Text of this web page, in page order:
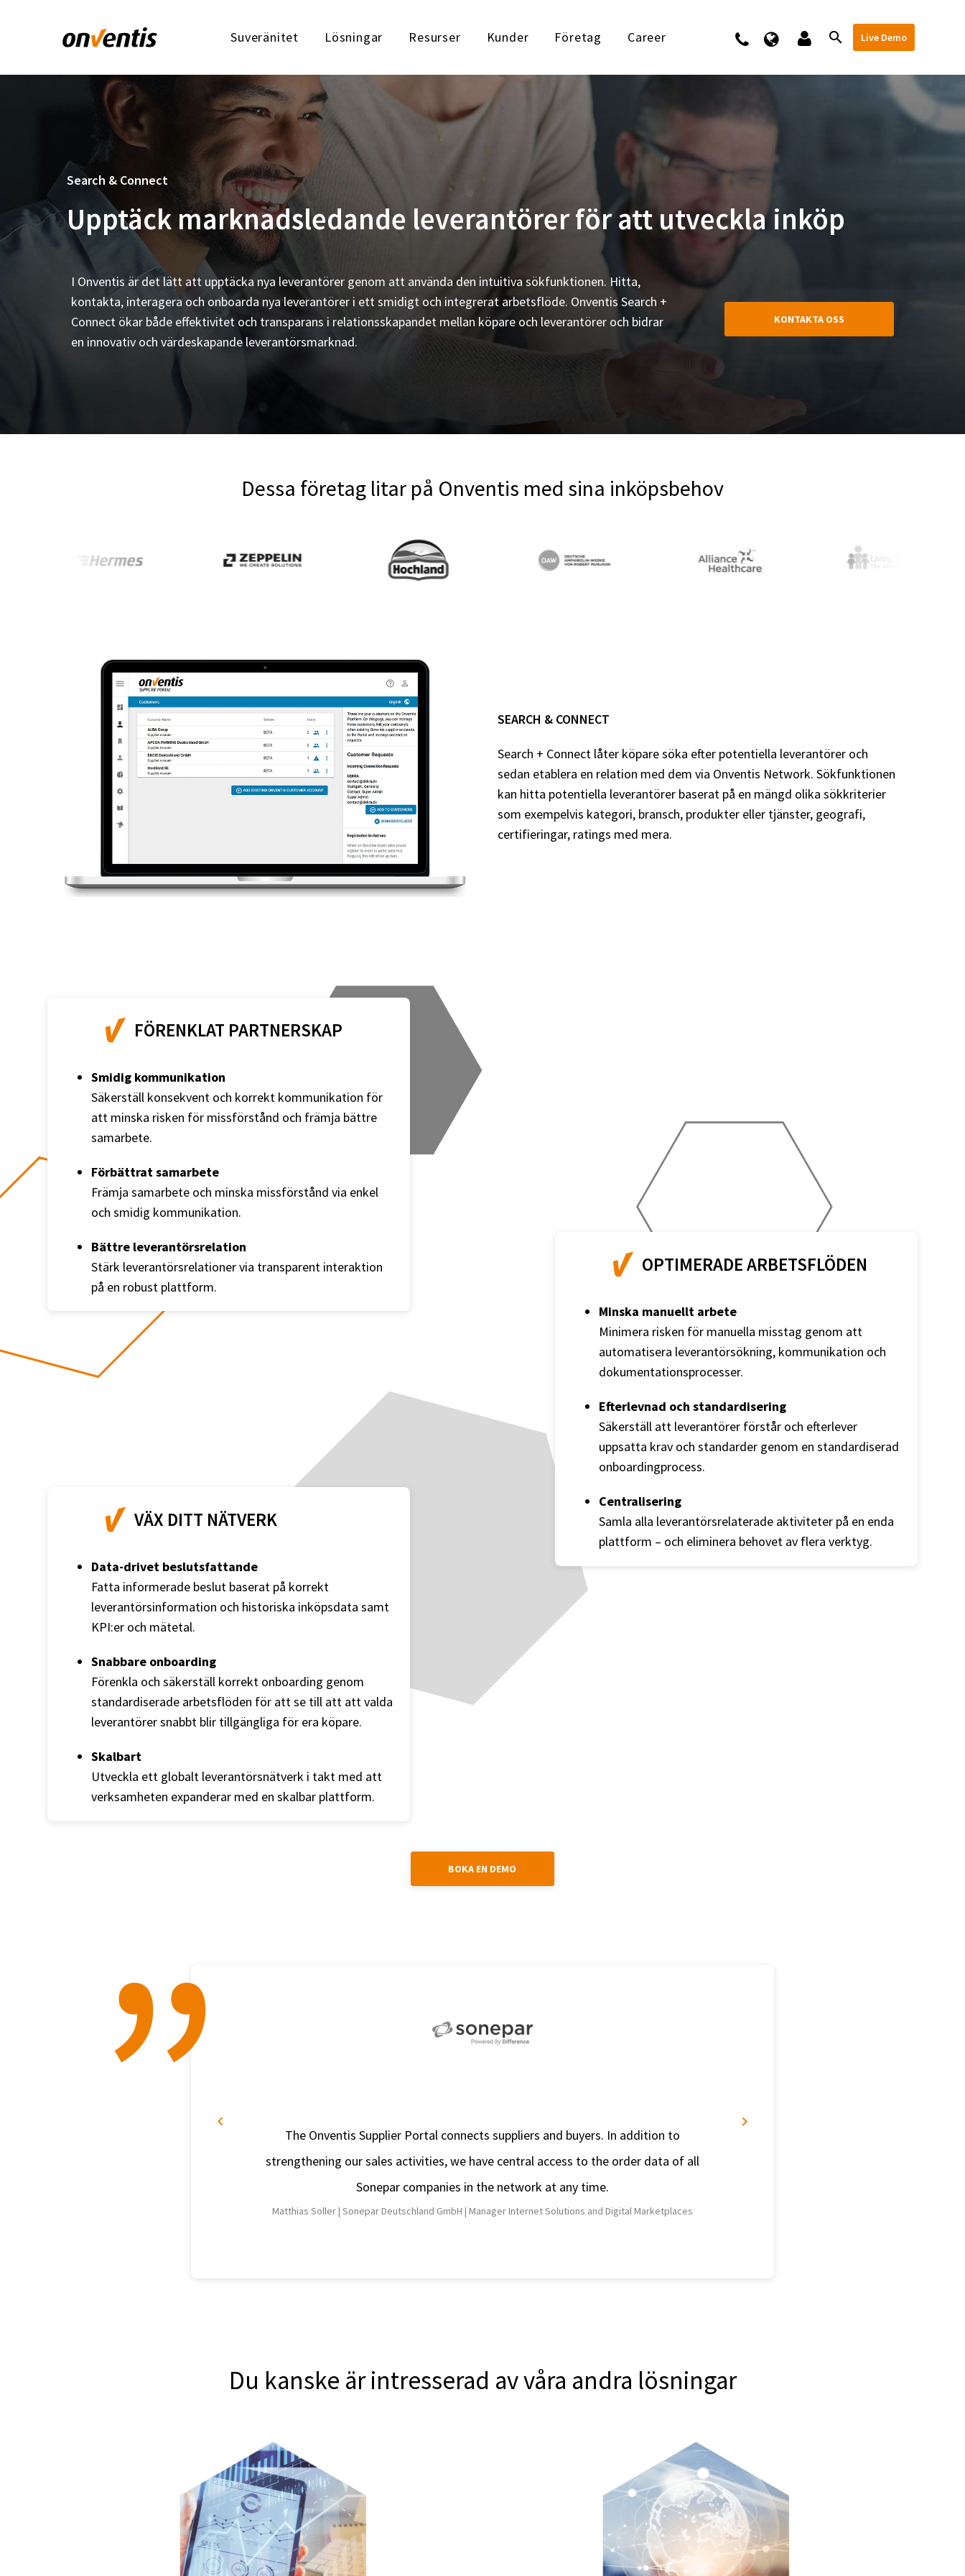
Suveränitet Lösningar Resurser Kunder Företag Career Kontakt Live Demo
Search & Connect
Upptäck marknadsledande leverantörer för att utveckla inköp
I Onventis är det lätt att upptäcka nya leverantörer genom att använda den intuitiva sökfunktionen. Hitta,
kontakta, interagera och onboarda nya leverantörer i ett smidigt och integrerat arbetsflöde. Onventis Search +
Connect ökar både effektivitet och transparans i relationsskapandet mellan köpare och leverantörer och bidrar
en innovativ och värdeskapande leverantörsmarknad.
KONTAKTA OSS
Dessa företag litar på Onventis med sina inköpsbehov
SEARCH & CONNECT
Search + Connect låter köpare söka efter potentiella leverantörer och
sedan etablera en relation med dem via Onventis Network. Sökfunktionen
kan hitta potentiella leverantörer baserat på en mängd olika sökkriterier
som exempelvis kategori, bransch, produkter eller tjänster, geografi,
certifieringar, ratings med mera.
FÖRENKLAT PARTNERSKAP
Smidig kommunikation
Säkerställ konsekvent och korrekt kommunikation för
att minska risken för missförstånd och främja bättre
samarbete.
Förbättrat samarbete
Främja samarbete och minska missförstånd via enkel
och smidig kommunikation.
Bättre leverantörsrelation
Stärk leverantörsrelationer via transparent interaktion
på en robust plattform.
OPTIMERADE ARBETSFLÖDEN
Minska manuellt arbete
Minimera risken för manuella misstag genom att
automatisera leverantörsökning, kommunikation och
dokumentationsprocesser.
Efterlevnad och standardisering
Säkerställ att leverantörer förstår och efterlever
uppsatta krav och standarder genom en standardiserad
onboardingprocess.
Centralisering
Samla alla leverantörsrelaterade aktiviteter på en enda
plattform – och eliminera behovet av flera verktyg.
VÄX DITT NÄTVERK
Data-drivet beslutsfattande
Fatta informerade beslut baserat på korrekt
leverantörsinformation och historiska inköpsdata samt
KPI:er och mätetal.
Snabbare onboarding
Förenkla och säkerställ korrekt onboarding genom
standardiserade arbetsflöden för att se till att att valda
leverantörer snabbt blir tillgängliga för era köpare.
Skalbart
Utveckla ett globalt leverantörsnätverk i takt med att
verksamheten expanderar med en skalbar plattform.
BOKA EN DEMO
The Onventis Supplier Portal connects suppliers and buyers. In addition to
strengthening our sales activities, we have central access to the order data of all
Sonepar companies in the network at any time.
Matthias Soller | Sonepar Deutschland GmbH | Manager Internet Solutions and Digital Marketplaces
Du kanske är intresserad av våra andra lösningar